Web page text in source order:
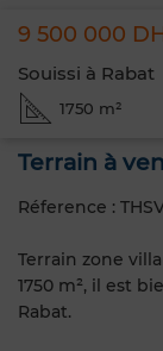
9 500 000
Souissi à Rabat
1750 m²
Terrain à
Réference :
Terrain zone
1750 m², il est
Rabat.